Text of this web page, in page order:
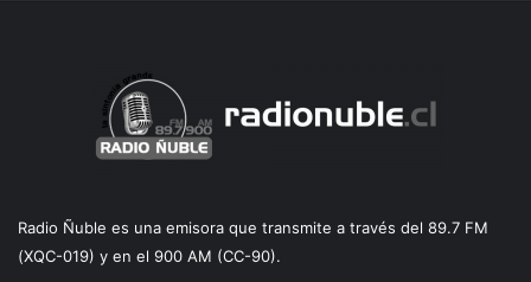
Radio Ñuble es una emisora que transmite a través del 89.7 FM
(XQC-019) y en el 900 AM (CC-90).